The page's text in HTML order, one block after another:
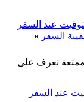
عند السفر |
السفر »
تعرف على
عند السفر